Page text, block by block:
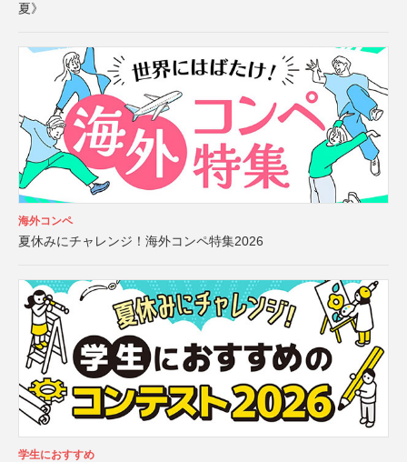
夏》
海外コンペ
夏休みにチャレンジ！海外コンペ特集2026
学生におすすめ